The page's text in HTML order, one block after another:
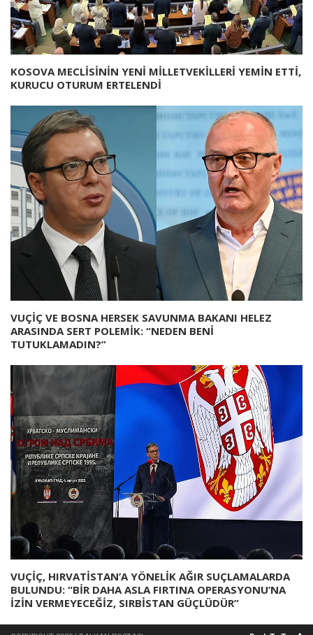
KOSOVA MECLİSİNİN YENİ MİLLETVEKİLLERİ YEMİN ETTİ,
KURUCU OTURUM ERTELENDİ
VUÇİÇ VE BOSNA HERSEK SAVUNMA BAKANI HELEZ
ARASINDA SERT POLEMİK: “NEDEN BENİ
TUTUKLAMADIN?”
VUÇİÇ, HIRVATİSTAN’A YÖNELİK AĞIR SUÇLAMALARDA
BULUNDU: “BİR DAHA ASLA FIRTINA OPERASYONU’NA
İZİN VERMEYECEĞİZ, SIRBİSTAN GÜÇLÜDÜR”